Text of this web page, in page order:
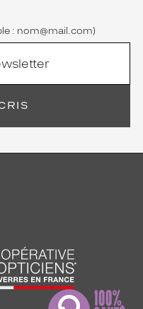
: nom@mail.com)